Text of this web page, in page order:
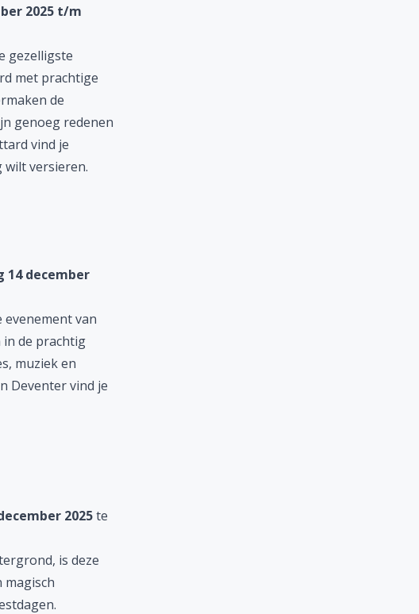
2025 t/m
gezelligste
met prachtige
de
genoeg redenen
vind je
wilt versieren.
14 december
van
in de prachtig
muziek en
Deventervind je
2025te
is deze
magisch